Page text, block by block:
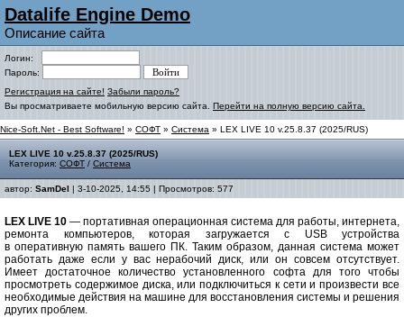
Datalife Engine Demo
Описание сайта
Логин:
Пароль:
Регистрация на сайте! Забыли пароль?
Вы просматриваете мобильную версию сайта. Перейти на полную версию сайта.
Nice-Soft.Net - Best Software! » СОФТ » Система » LEX LIVE 10 v.25.8.37 (2025/RUS)
LEX LIVE 10 v.25.8.37 (2025/RUS)
Категория: СОФТ / Система
автор: SamDel | 3-10-2025, 14:55 | Просмотров: 577
LEX LIVE 10 — портативная операционная система для работы, интернета,
ремонта компьютеров, которая загружается с USB устройства
в оперативную память вашего ПК. Таким образом, данная система может
работать даже если у вас нерабочий диск, или он совсем отсутствует.
Имеет достаточное количество установленного софта для того чтобы
просмотреть содержимое диска, или подключиться к сети и произвести все
необходимые действия на машине для восстановления системы и решения
других проблем.